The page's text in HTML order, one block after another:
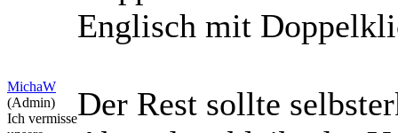
MichaW
(Admin)
Ich vermisse
Englisch mit
Der Rest sollte